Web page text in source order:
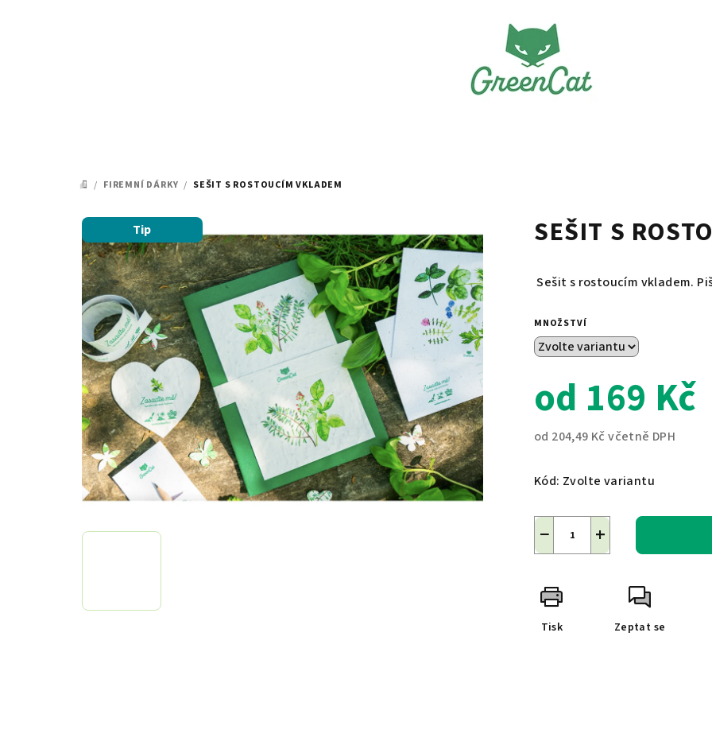
DOMŮ
/ FIREMNÍ DÁRKY / SEŠIT S ROSTOUCÍM VKLADEM
SEŠIT S
Sešit s rostoucím vkladem.
MNOŽSTVÍ
od 169 Kč
od 204,49 Kčvčetně DPH
cena:
Kód: Zvolte variantu
+
−
Tisk Zeptat se
Tip